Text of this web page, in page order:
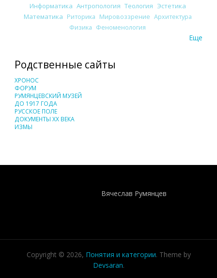
Информатика Антропология Теология Эстетика
Математика Риторика Мировоззрение Архитектура
Физика Феноменология
Еще
Родственные сайты
ХРОНОС
ФОРУМ
РУМЯНЦЕВСКИЙ МУЗЕЙ
ДО 1917 ГОДА
РУССКОЕ ПОЛЕ
ДОКУМЕНТЫ XX ВЕКА
ИЗМЫ
Вячеслав Румянцев
Copyright © 2026, Понятия и категории. Theme by
Devsaran.